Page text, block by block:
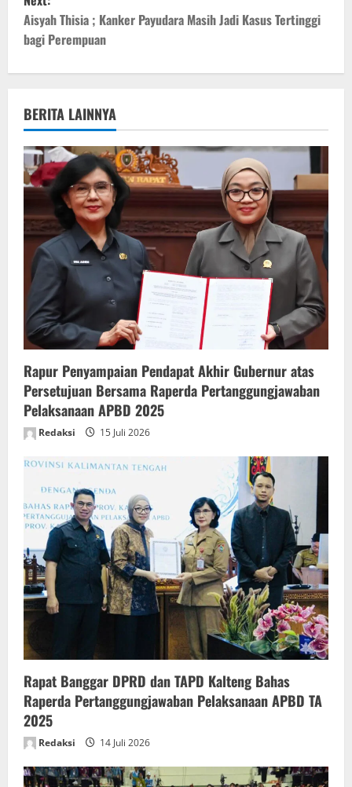
t
n
v
i
g
a
i
o
n
Aisyah Thisia ; Kanker Payudara Masih Jadi Kasus Tertinggi
bagi Perempuan
BERITA LAINNYA
Rapur Penyampaian Pendapat Akhir Gubernur atas
Persetujuan Bersama Raperda Pertanggungjawaban
Pelaksanaan APBD 2025
Redaksi 15 Juli 2026
Rapat Banggar DPRD dan TAPD Kalteng Bahas
Raperda Pertanggungjawaban Pelaksanaan APBD TA
2025
Redaksi 14 Juli 2026